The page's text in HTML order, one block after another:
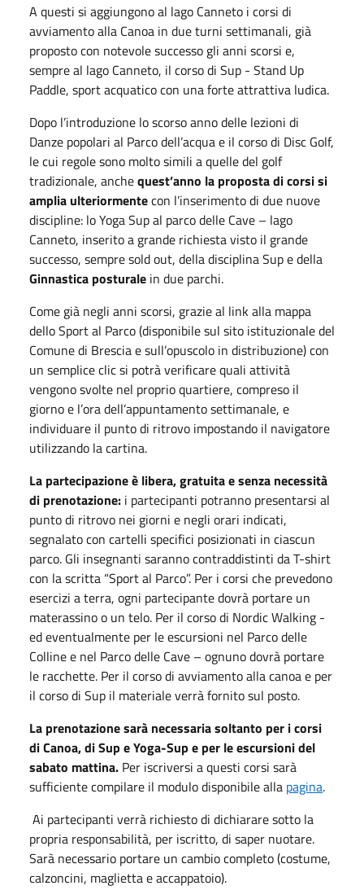
A questi si aggiungono al lago Canneto i corsi di
avviamento alla Canoa in due turni settimanali, già
proposto con notevole successo gli anni scorsi e,
sempre al lago Canneto, il corso di Sup - Stand Up
Paddle, sport acquatico con una forte attrattiva ludica.
Dopo l’introduzione lo scorso anno delle lezioni di
Danze popolari al Parco dell’acqua e il corso di Disc Golf,
le cui regole sono molto simili a quelle del golf
tradizionale, anchequest’anno la proposta di corsi si
amplia ulteriormentecon l’inserimento di due nuove
discipline: lo Yoga Sup al parco delle Cave – lago
Canneto, inserito a grande richiesta visto il grande
successo, sempre sold out, della disciplina Sup e della
Ginnastica posturale in due parchi.
Come già negli anni scorsi, grazie al link alla mappa
dello Sport al Parco (disponibile sul sito istituzionale del
Comune di Brescia e sull’opuscolo in distribuzione) con
un semplice clic si potrà verificare quali attività
vengono svolte nel proprio quartiere, compreso il
giorno e l’ora dell’appuntamento settimanale, e
individuare il punto di ritrovo impostando il navigatore
utilizzando la cartina.
La partecipazione è libera, gratuita e senza necessità
di prenotazione: i partecipanti potranno presentarsi al
punto di ritrovo nei giorni e negli orari indicati,
segnalato con cartelli specifici posizionati in ciascun
parco. Gli insegnanti saranno contraddistinti da T-shirt
con la scritta “Sport al Parco”. Per i corsi che prevedono
esercizi a terra, ogni partecipante dovrà portare un
materassino o un telo. Per il corso di Nordic Walking -
ed eventualmente per le escursioni nel Parco delle
Colline e nel Parco delle Cave – ognuno dovrà portare
le racchette. Per il corso di avviamento alla canoa e per
il corso di Sup il materiale verrà fornito sul posto.
La prenotazione sarà necessaria soltanto per i corsi
di Canoa, di Sup e Yoga-Sup e per le escursioni del
sabato mattina. Per iscriversi a questi corsi sarà
sufficiente compilare il modulo disponibile alla pagina.
Ai partecipanti verrà richiesto di dichiarare sotto la
propria responsabilità, per iscritto, di saper nuotare.
Sarà necessario portare un cambio completo (costume,
calzoncini, maglietta e accappatoio).